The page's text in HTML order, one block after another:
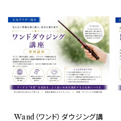
Wand（ワンド）ダウジング講